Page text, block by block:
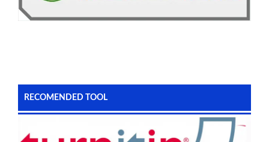
RECOMENDED TOOL